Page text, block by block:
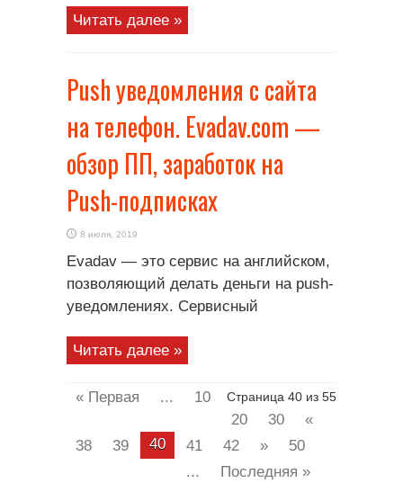
Читать далее »
Push уведомления с сайта
на телефон. Evadav.com —
обзор ПП, заработок на
Push-подписках
8 июля, 2019
Evadav — это сервис на английском,
позволяющий делать деньги на push-
уведомлениях. Сервисный
Читать далее »
Страница 40 из 55
« Первая ...
10
20
30
«
38
39 40 41 42 »
50
...
Последняя »